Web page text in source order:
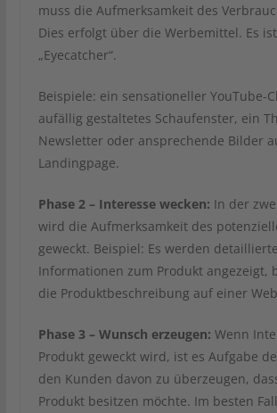
muss die Aufmerksamkeit des
Dies erfolgt über die Werbemittel. Es
„Eyecatcher“.
Beispiele: ein sensationeller YouTube-
aufällig gestaltetes Schaufenster, ein
Newsletter oder ansprechende Bilder
Landingpage.
Phase 2 – Interesse wecken: In der
wird die Aufmerksamkeit des
geweckt. Beispiel: Es werden detaillierte
Informationen zum Produkt angezeigt,
die Produktbeschreibung auf einer
Phase 3 – Wunsch erzeugen: Wenn
Produkt geweckt wird, ist es Aufgabe
den Kunden davon zu überzeugen,
Produkt besitzen möchte. Im besten